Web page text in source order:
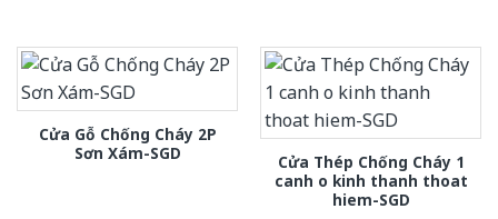
Cửa Gỗ Chống Cháy 2P
Sơn Xám-SGD
Cửa Thép Chống Cháy 1
canh o kinh thanh thoat
hiem-SGD